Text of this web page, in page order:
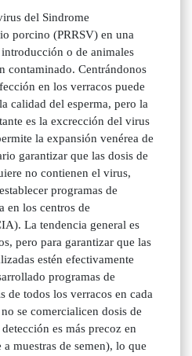
del Sindrome
porcino (PRRSV) en una
o de animales
contaminado. Centrándonos
en los verracos puede
calidad del esperma, pero la
es la excrección del virus
la expansión venérea de
garantizar que las dosis de
no contienen el virus,
programas de
en los centros de
La tendencia general es
pero para garantizar que las
estén efectivamente
programas de
de todos los verracos en cada
se comercialicen dosis de
es más precoz en
muestras de semen), lo que